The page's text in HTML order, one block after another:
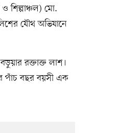
ও শিল্পাঞ্চল) মো.
যৌথ অভিযানে
রক্তাক্ত লাশ।
পাঁচ বছর বয়সী এক